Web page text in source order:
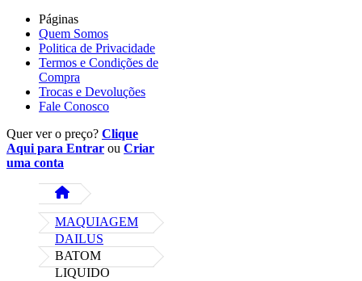
Páginas
Quem Somos
Politica de Privacidade
Termos e Condições de
Compra
Trocas e Devoluções
Fale Conosco
Quer ver o preço? Clique
Aqui para Entrar ou Criar
uma conta
MAQUIAGEM
DAILUS
BATOM
LIQUIDO